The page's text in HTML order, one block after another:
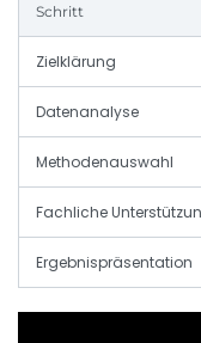
Schritt
Zielklärung
Datenanalyse
Methodenauswahl
Fachliche
Ergebnispräsentation